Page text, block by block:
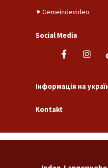
Gemeindevideo
Social Media
Інформація на
Kontakt